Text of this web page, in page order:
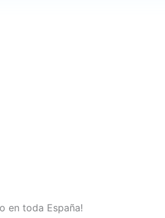
en toda España!